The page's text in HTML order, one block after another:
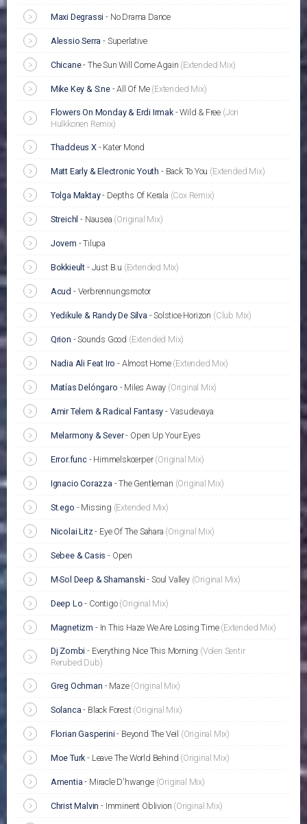
Maxi Degrassi - No Drama Dance
Alessio Serra - Superlative
Chicane- The Sun Will Come Again (Extended Mix)
Mike Key & S:ne-All Of Me (Extended Mix)
Flowers On Monday & Erdi Irmak-Wild & Free (Jori
Hulkkonen Remix)
Thaddeus X- Kater Mond
Matt Early & Electronic Youth - Back To You (Extended Mix)
Tolga Maktay- Depths Of Kerala (Cox Remix)
Streichl - Nausea (Original Mix)
Jovem -Tilupa
Bokkieult - Just B.u (Extended Mix)
Acud - Verbrennungsmotor
Yedikule & Randy De Silva -Solstice Horizon (Club Mix)
Qrion -Sounds Good (Extended Mix)
Nadia Ali Feat Iro - Almost Home (Extended Mix)
Matías Delóngaro - Miles Away (Original Mix)
Amir Telem & Radical Fantasy - Vasudevaya
Melarmony & Sever- Open Up Your Eyes
Error.func- Himmelskoerper(Original Mix)
Ignacio Corazza -The Gentleman (Original Mix)
St.ego - Missing (Extended Mix)
Nicolai Litz- Eye Of The Sahara (Original Mix)
Sebee & Casis - Open
M-Sol Deep & Shamanski - Soul Valley (Original Mix)
Deep Lo - Contigo (Original Mix)
Magnetizm - In This Haze We Are Losing Time (Extended Mix)
Dj Zombi - Everything Nice This Morning (Volen Sentir
Rerubed Dub)
Greg Ochman - Maze (Original Mix)
Solanca - Black Forest (Original Mix)
Florian Gasperini - Beyond The Veil (Original Mix)
Moe Turk - Leave The World Behind (Original Mix)
Amentia - Miracle D'hwange (Original Mix)
Christ Malvin - Imminent Oblivion (Original Mix)